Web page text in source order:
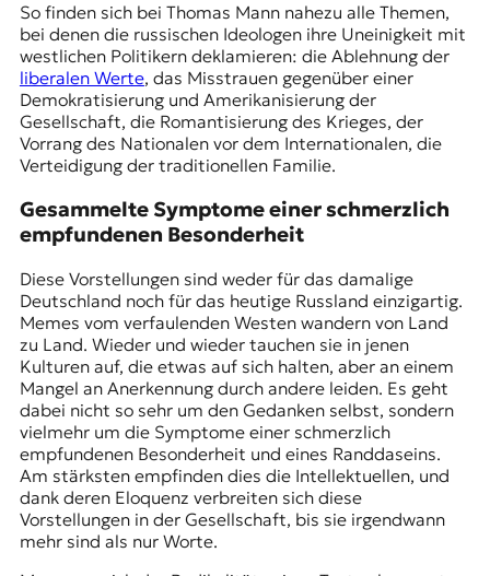
So finden sich bei Thomas Mann nahezu alle Themen,
bei denen die russischen Ideologen ihre Uneinigkeit mit
westlichen Politikern deklamieren: die Ablehnung der
liberalen Werte, das Misstrauen gegenüber einer
Demokratisierung und Amerikanisierung der
Gesellschaft, die Romantisierung des Krieges, der
Vorrang des Nationalen vor dem Internationalen, die
Verteidigung der traditionellen Familie.
Gesammelte Symptome einer schmerzlich
empfundenen Besonderheit
Diese Vorstellungen sind weder für das damalige
Deutschland noch für das heutige Russland einzigartig.
Memes vom verfaulenden Westen wandern von Land
zu Land. Wieder und wieder tauchen sie in jenen
Kulturen auf, die etwas auf sich halten, aber an einem
Mangel an Anerkennung durch andere leiden. Es geht
dabei nicht so sehr um den Gedanken selbst, sondern
vielmehr um die Symptome einer schmerzlich
empfundenen Besonderheit und eines Randdaseins.
Am stärksten empfinden dies die Intellektuellen, und
dank deren Eloquenz verbreiten sich diese
Vorstellungen in der Gesellschaft, bis sie irgendwann
mehr sind als nur Worte.